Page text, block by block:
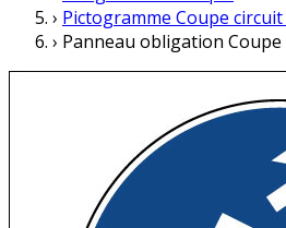
› Pictogramme Coupe
› Panneau obligation